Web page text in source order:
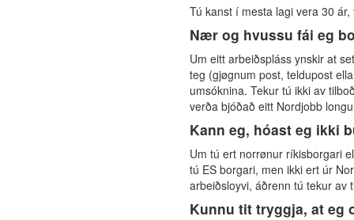
Tú kanst í mesta lagi vera 30
Nær og hvussu fái eg
Um eitt arbeiðspláss ynskir at
teg (gjøgnum post, teldupost
umsóknina. Tekur tú ikki av
verða bjóðað eitt Nordjobb
Kann eg, hóast eg ikki
Um tú ert norrønur ríkisborgari
tú ES borgari, men ikki ert úr
arbeiðsloyvi, áðrenn tú tekur av
Kunnu tit tryggja, at eg